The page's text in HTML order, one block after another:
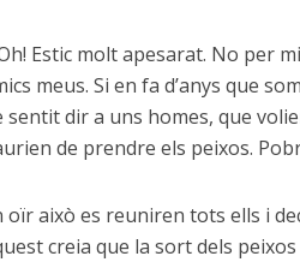
Estic molt apesarat. No per
meus. Si en fa d’anys que
sentit dir a uns homes, que
de prendre els peixos.
oïr això es reuniren tots ells i
creia que la sort dels